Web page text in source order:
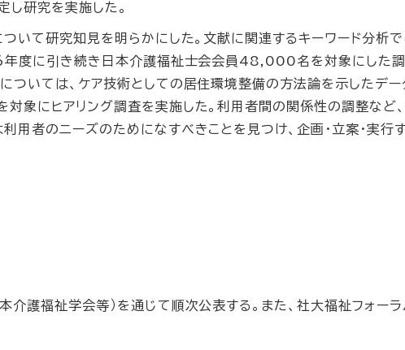
し研究を実施した。
研究知見を明らかにした。文献に関連するキーワード分析では、
年度に引き続き日本介護福祉士会会員48,000名を対象にした
いては、ケア技術としての居住環境整備の方法論を示したデー
象にヒアリング調査を実施した。利用者間の関係性の調整など
用者のニーズのためになすべきことを見つけ、企画・立案・実行
介護福祉学会等）を通じて順次公表する。また、社大福祉フォ